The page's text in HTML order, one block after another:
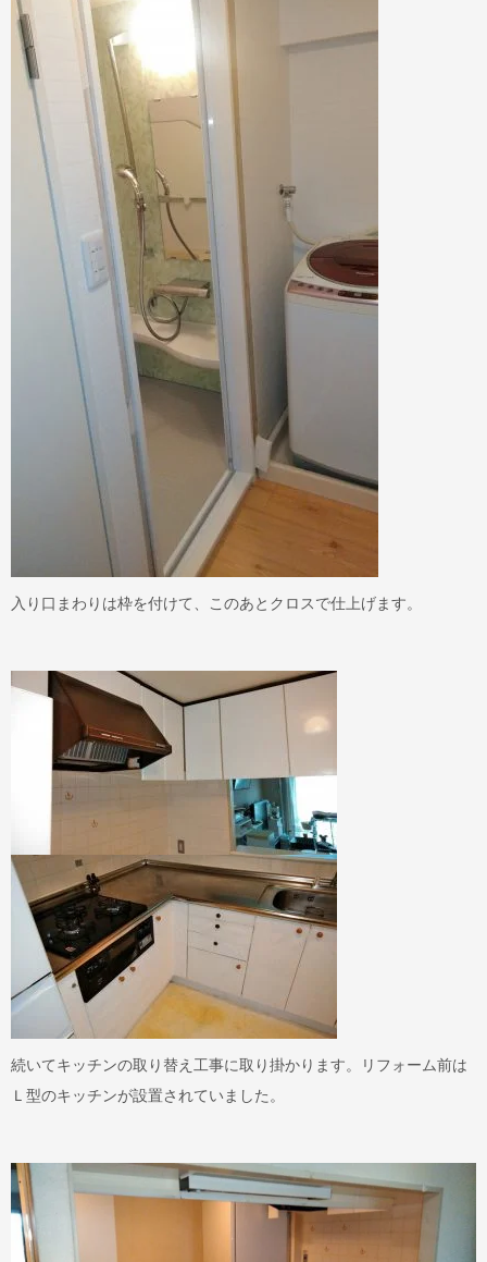
入り口まわりは枠を付けて、このあとクロスで仕上げます。
続いてキッチンの取り替え工事に取り掛かります。リフォーム前は
Ｌ型のキッチンが設置されていました。